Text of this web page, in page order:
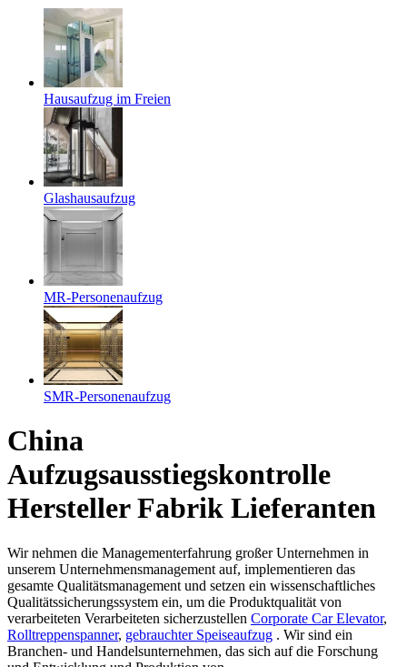
Hausaufzug im Freien
Glashausaufzug
MR-Personenaufzug
SMR-Personenaufzug
China
Aufzugsausstiegskontrolle
Hersteller Fabrik Lieferanten
Wir nehmen die Managementerfahrung großer Unternehmen in
unserem Unternehmensmanagement auf, implementieren das
gesamte Qualitätsmanagement und setzen ein wissenschaftliches
Qualitätssicherungssystem ein, um die Produktqualität von
verarbeiteten Verarbeiteten sicherzustellen Corporate Car Elevator,
Rolltreppenspanner, gebrauchter Speiseaufzug . Wir sind ein
Branchen- und Handelsunternehmen, das sich auf die Forschung